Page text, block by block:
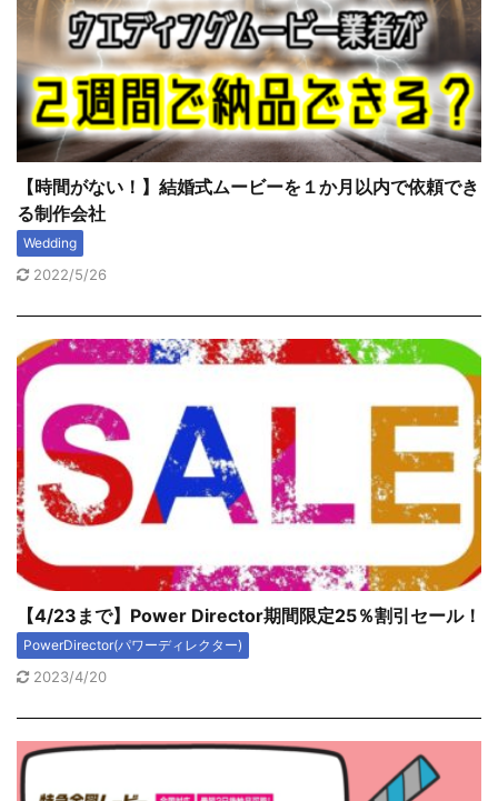
【時間がない！】結婚式ムービーを１か月以内で依頼でき
る制作会社
Wedding
2022/5/26
【4/23まで】Power Director期間限定25％割引セール！
PowerDirector(パワーディレクター)
2023/4/20